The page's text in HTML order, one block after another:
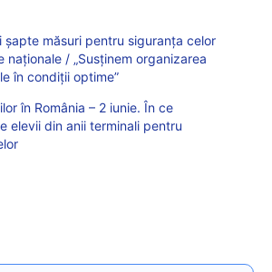
șapte măsuri pentru siguranța celor
naționale / „Susținem organizarea
în condiții optime”
în România – 2 iunie. În ce
elevii din anii terminali pentru